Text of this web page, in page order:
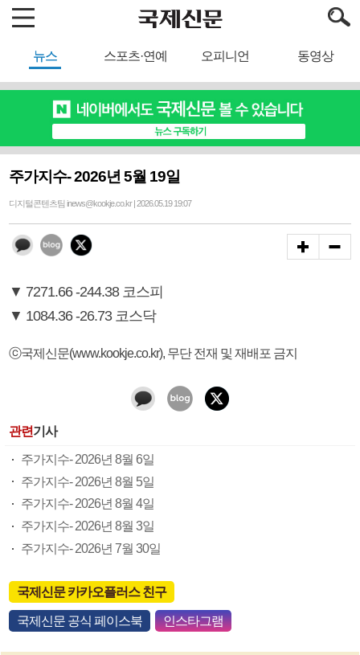
뉴스 스포츠·연예 오피니언 동영상
주가지수- 2026년 5월 19일
디지털콘텐츠팀 inews@kookje.co.kr | 2026.05.19 19:07
▼ 7271.66 -244.38 코스피
▼ 1084.36 -26.73 코스닥
ⓒ국제신문(www.kookje.co.kr), 무단 전재 및 재배포 금지
관련기사
주가지수- 2026년 8월 6일
주가지수- 2026년 8월 5일
주가지수- 2026년 8월 4일
주가지수- 2026년 8월 3일
주가지수- 2026년 7월 30일
국제신문 카카오플러스 친구
국제신문 공식 페이스북 인스타그램